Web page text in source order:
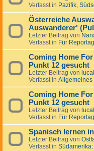
Verfasst in Pazifik,
Österreiche
Auswanderer'
Letzter Beitrag von
Verfasst in Für
Coming Home
Punkt 12 gesucht
Letzter Beitrag von
Verfasst in Allgemeines
Coming Home
Punkt 12 gesucht
Letzter Beitrag von
Verfasst in Für
Spanisch lernen
Letzter Beitrag von
Verfasst in